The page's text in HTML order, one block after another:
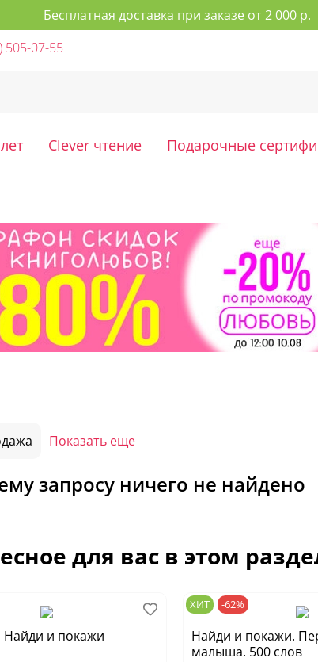
Бесплатная доставка при заказе от 2 000 р.
505-07-55
Clever чтение Подарочные
Показать еще
запросу ничего не найдено
для вас в этом
Найди и покажи
ХИТ -62%
Найди и покажи.
малыша. 500 слов